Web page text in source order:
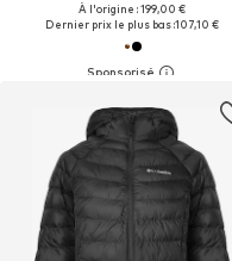
À l'origine : 199,00 €
Dernier prix le plus bas :107,10 €